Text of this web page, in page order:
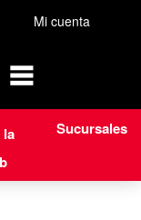
Mi cuenta
cuenta
la
Sucursales